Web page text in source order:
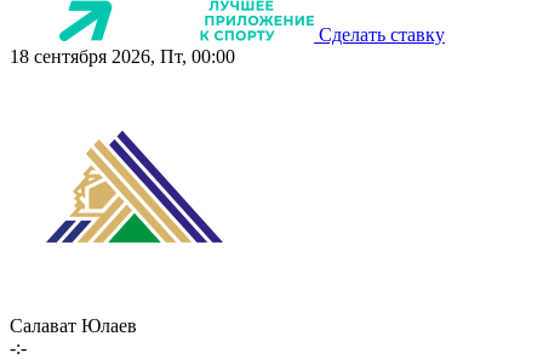
Сделать ставку
18 сентября 2026, Пт, 00:00
Салават Юлаев
-:-